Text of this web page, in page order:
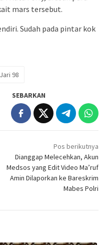
mars tersebut.
Sudah pada pintar kok
98
SEBARKAN
Pos berikutnya
Dianggap Melecehkan, Akun
Medsos yang Edit Video Ma’ruf
Amin Dilaporkan ke Bareskrim
Mabes Polri